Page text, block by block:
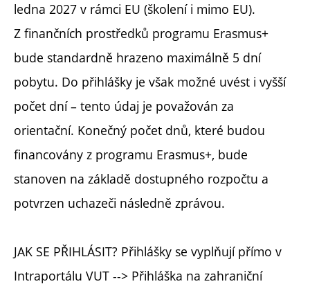
ledna 2027 v rámci EU (školení i mimo EU).
Z finančních prostředků programu Erasmus+
bude standardně hrazeno maximálně 5 dní
pobytu. Do přihlášky je však možné uvést i vyšší
počet dní – tento údaj je považován za
orientační. Konečný počet dnů, které budou
financovány z programu Erasmus+, bude
stanoven na základě dostupného rozpočtu a
potvrzen uchazeči následně zprávou.
JAK SE PŘIHLÁSIT? Přihlášky se vyplňují přímo v
Intraportálu VUT --> Přihláška na zahraniční